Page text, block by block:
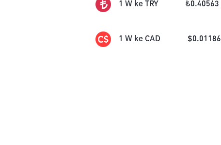
1 W ke TRY ₺0.40563
1 W ke CAD $0.01186